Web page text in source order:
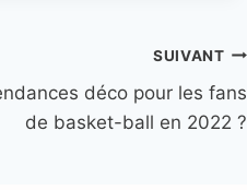
SUIVANT
déco pour les fans
de basket-ball en 2022 ?